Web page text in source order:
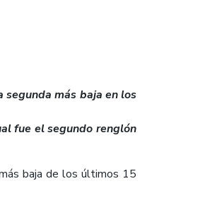
más baja en los
fue el segundo renglón
baja de los últimos 15